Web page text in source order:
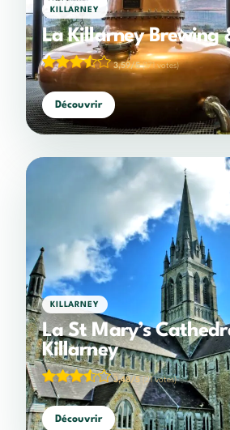
KILLARNEY
La Killarney Brewing
3,59/5(171 votes)
Découvrir
KILLARNEY
La St Mary’s
Killarney
3,48/5 (21 votes)
Découvrir